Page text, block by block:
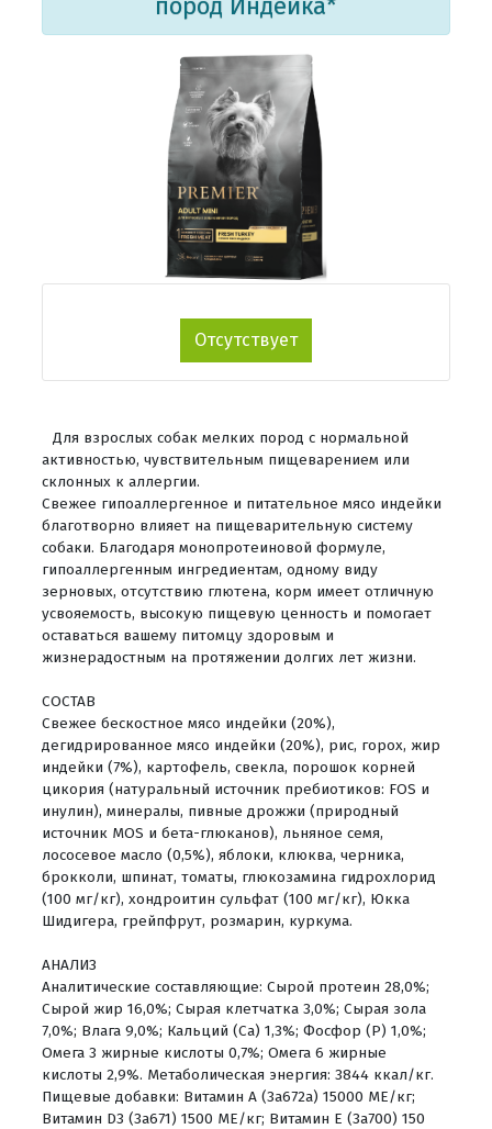
Отсутствует
Для взрослых собак мелких пород с нормальной
активностью, чувствительным пищеварением или
склонных к аллергии.
Свежее гипоаллергенное и питательное мясо индейки
благотворно влияет на пищеварительную систему
собаки. Благодаря монопротеиновой формуле,
гипоаллергенным ингредиентам, одному виду
зерновых, отсутствию глютена, корм имеет отличную
усвояемость, высокую пищевую ценность и помогает
оставаться вашему питомцу здоровым и
жизнерадостным на протяжении долгих лет жизни.
СОСТАВ
Свежее бескостное мясо индейки (20%),
дегидрированное мясо индейки (20%), рис, горох, жир
индейки (7%), картофель, свекла, порошок корней
цикория (натуральный источник пребиотиков: FOS и
инулин), минералы, пивные дрожжи (природный
источник MOS и бета-глюканов), льняное семя,
лососевое масло (0,5%), яблоки, клюква, черника,
брокколи, шпинат, томаты, глюкозамина гидрохлорид
(100 мг/кг), хондроитин сульфат (100 мг/кг), Юкка
Шидигера, грейпфрут, розмарин, куркума.
АНАЛИЗ
Аналитические составляющие: Сырой протеин 28,0%;
Сырой жир 16,0%; Сырая клетчатка 3,0%; Сырая зола
7,0%; Влага 9,0%; Кальций (Са) 1,3%; Фосфор (P) 1,0%;
Омега 3 жирные кислоты 0,7%; Омега 6 жирные
кислоты 2,9%. Метаболическая энергия: 3844 ккал/кг.
Пищевые добавки: Витамин A (3a672a) 15000 МЕ/кг;
Витамин D3 (3a671) 1500 МЕ/кг; Витамин Е (3a700) 150